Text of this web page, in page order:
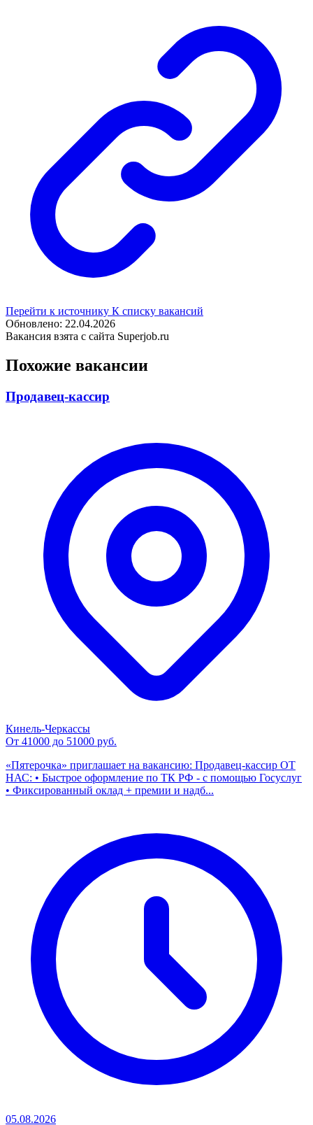
Перейти к источнику К списку вакансий
Обновлено: 22.04.2026
Вакансия взята с сайта Superjob.ru
Похожие вакансии
Продавец-кассир
Кинель-Черкассы
От 41000 до 51000 руб.
«Пятерочка» приглашает на вакансию: Продавец-кассир ОТ
НАС: • Быстрое оформление по ТК РФ - с помощью Госуслуг
• Фиксированный оклад + премии и надб...
05.08.2026